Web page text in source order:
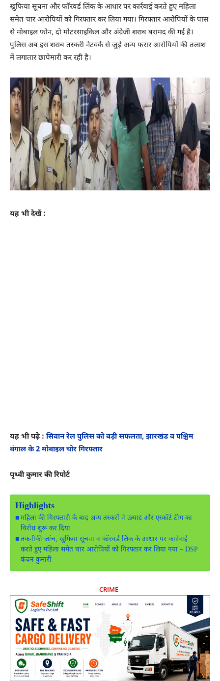
खुफिया सूचना और फॉरवर्ड लिंक के आधार पर कार्रवाई करते हुए महिला
समेत चार आरोपियों को गिरफ्तार कर लिया गया। गिरफ्तार आरोपियों के पास
से मोबाइल फोन, दो मोटरसाइकिल और अंग्रेजी शराब बरामद की गई है।
पुलिस अब इस शराब तस्करी नेटवर्क से जुड़े अन्य फरार आरोपियों की तलाश
में लगातार छापेमारी कर रही है।
यह भी देखें :
यह भी पढ़े : सिवान रेल पुलिस को बड़ी सफलता, झारखंड व पश्चिम
बंगाल के 2 मोबाइल चोर गिरफ्तार
पृथ्वी कुमार की रिपोर्ट
Highlights
महिला की गिरफ्तारी के बाद अन्य तस्करों ने उत्पाद और एस्कॉर्ट टीम का
विरोध शुरू कर दिया
तकनीकी जांच, खुफिया सूचना व फॉरवर्ड लिंक के आधार पर कार्रवाई
करते हुए महिला समेत चार आरोपियों को गिरफ्तार कर लिया गया – DSP
कंचन कुमारी
CRIME